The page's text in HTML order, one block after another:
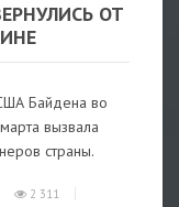
ОТ
Байдена во
вызвала
страны.
2 311